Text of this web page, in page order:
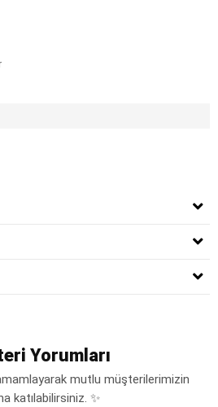
Yorumları
mutlu müşterilerimizin
katılabilirsiniz. ✨